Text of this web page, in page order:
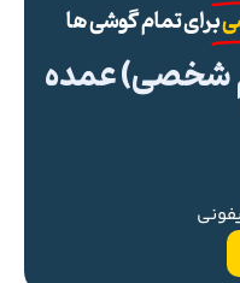
برای تمام گوشی ها
شخصی) عمده